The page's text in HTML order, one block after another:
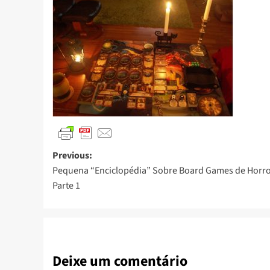
Previous:
Pequena “Enciclopédia” Sobre Board Games de
Parte 1
Deixe um comentário